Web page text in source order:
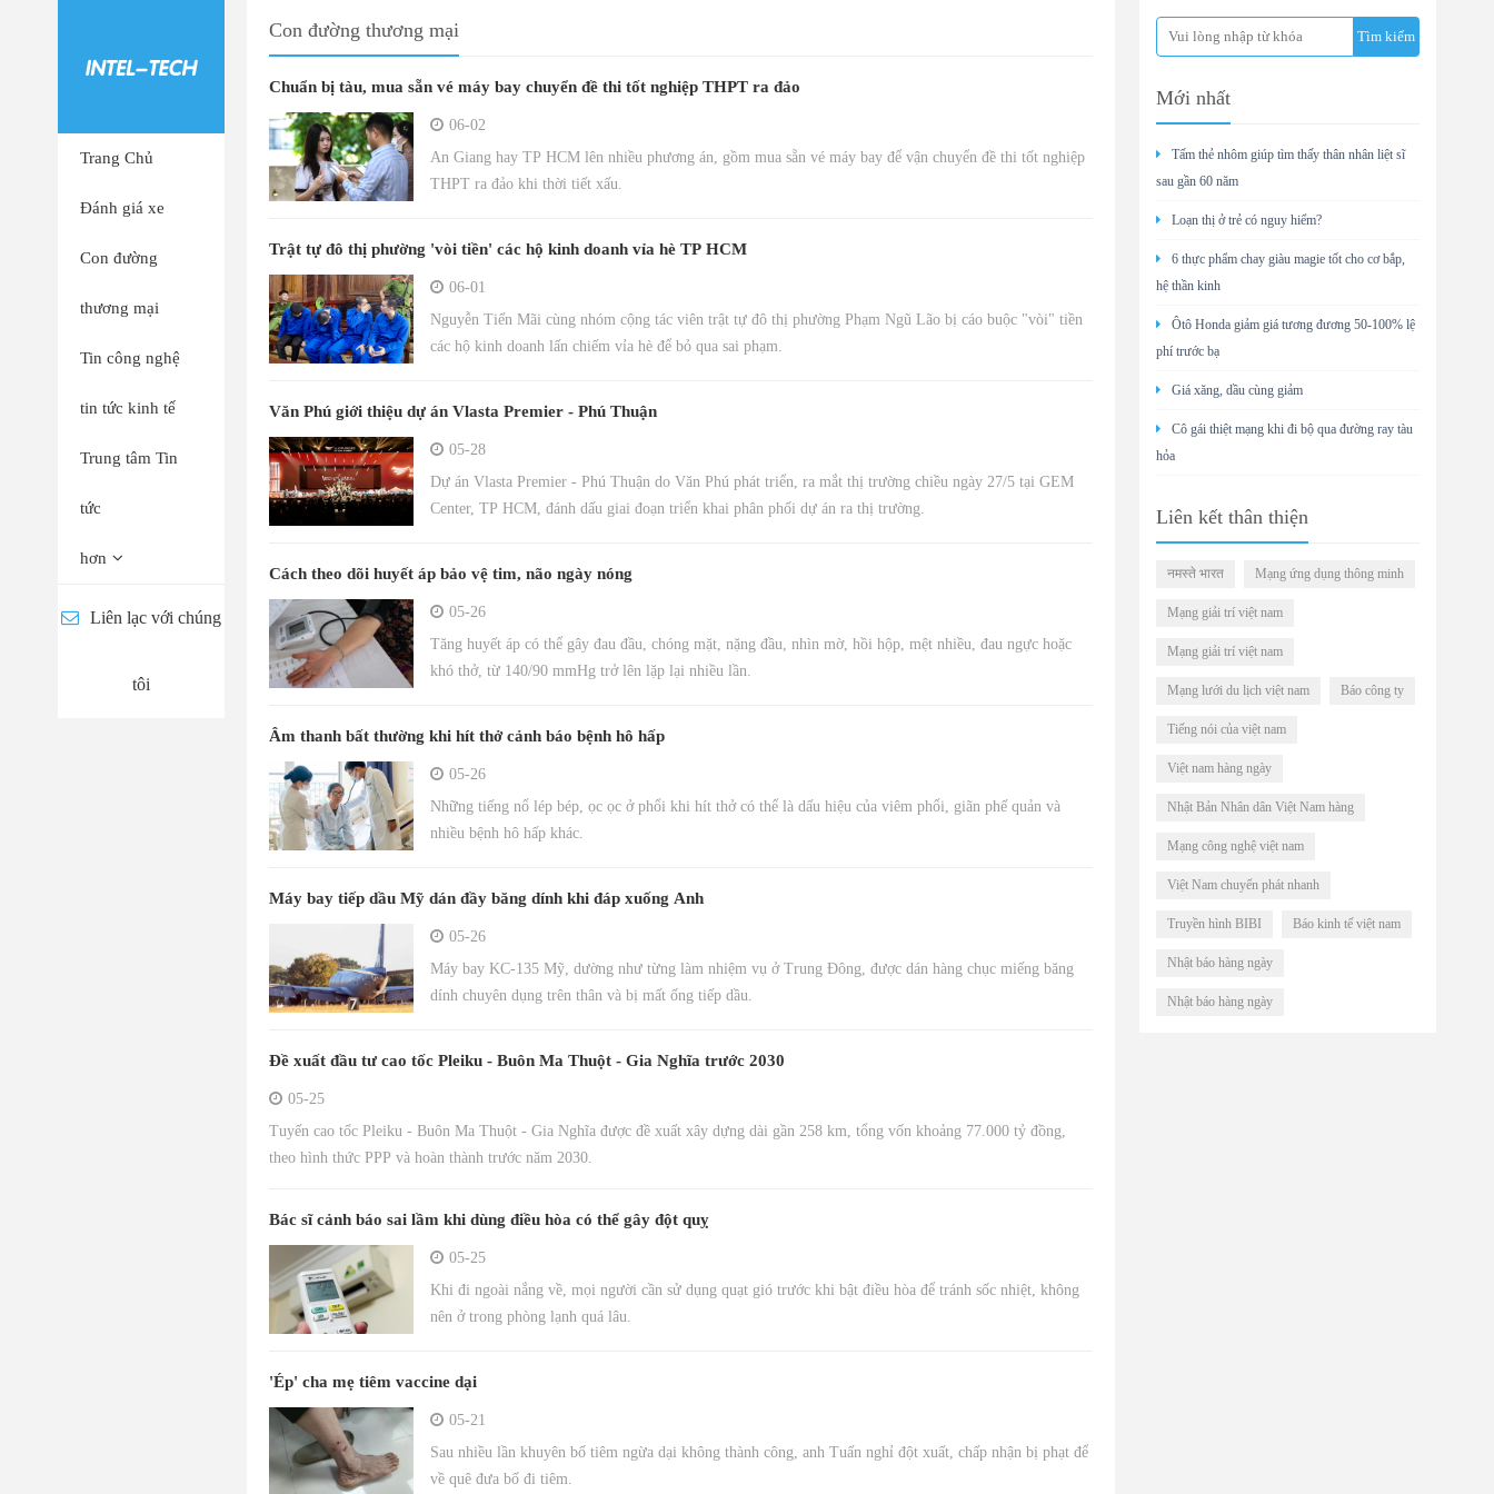
Trang Chủ
Đánh giá xe
Con đường
thương mại
Tin công nghệ
tin tức kinh tế
Trung tâm Tin
tức
hơn
Liên lạc với chúng
tôi
Con đường thương mại
Chuẩn bị tàu, mua sẵn vé máy bay chuyển đề thi tốt nghiệp THPT ra đảo
06-02
An Giang hay TP HCM lên nhiều phương án, gồm mua sẵn vé máy bay để vận chuyển đề thi tốt nghiệp
THPT ra đảo khi thời tiết xấu.
Trật tự đô thị phường 'vòi tiền' các hộ kinh doanh vỉa hè TP HCM
06-01
Nguyễn Tiến Mãi cùng nhóm cộng tác viên trật tự đô thị phường Phạm Ngũ Lão bị cáo buộc "vòi" tiền
các hộ kinh doanh lấn chiếm vỉa hè để bỏ qua sai phạm.
Văn Phú giới thiệu dự án Vlasta Premier - Phú Thuận
05-28
Dự án Vlasta Premier - Phú Thuận do Văn Phú phát triển, ra mắt thị trường chiều ngày 27/5 tại GEM
Center, TP HCM, đánh dấu giai đoạn triển khai phân phối dự án ra thị trường.
Cách theo dõi huyết áp bảo vệ tim, não ngày nóng
05-26
Tăng huyết áp có thể gây đau đầu, chóng mặt, nặng đầu, nhìn mờ, hồi hộp, mệt nhiều, đau ngực hoặc
khó thở, từ 140/90 mmHg trở lên lặp lại nhiều lần.
Âm thanh bất thường khi hít thở cảnh báo bệnh hô hấp
05-26
Những tiếng nổ lép bép, ọc ọc ở phổi khi hít thở có thể là dấu hiệu của viêm phổi, giãn phế quản và
nhiều bệnh hô hấp khác.
Máy bay tiếp dầu Mỹ dán đầy băng dính khi đáp xuống Anh
05-26
Máy bay KC-135 Mỹ, dường như từng làm nhiệm vụ ở Trung Đông, được dán hàng chục miếng băng
dính chuyên dụng trên thân và bị mất ống tiếp dầu.
Đề xuất đầu tư cao tốc Pleiku - Buôn Ma Thuột - Gia Nghĩa trước 2030
05-25
Tuyến cao tốc Pleiku - Buôn Ma Thuột - Gia Nghĩa được đề xuất xây dựng dài gần 258 km, tổng vốn khoảng 77.000 tỷ đồng,
theo hình thức PPP và hoàn thành trước năm 2030.
Bác sĩ cảnh báo sai lầm khi dùng điều hòa có thể gây đột quỵ
05-25
Khi đi ngoài nắng về, mọi người cần sử dụng quạt gió trước khi bật điều hòa để tránh sốc nhiệt, không
nên ở trong phòng lạnh quá lâu.
'Ép' cha mẹ tiêm vaccine dại
05-21
Sau nhiều lần khuyên bố tiêm ngừa dại không thành công, anh Tuấn nghỉ đột xuất, chấp nhận bị phạt để
về quê đưa bố đi tiêm.
Mới nhất
Tấm thẻ nhôm giúp tìm thấy thân nhân liệt sĩ
sau gần 60 năm
Loạn thị ở trẻ có nguy hiểm?
6 thực phẩm chay giàu magie tốt cho cơ bắp,
hệ thần kinh
Ôtô Honda giảm giá tương đương 50-100% lệ
phí trước bạ
Giá xăng, dầu cùng giảm
Cô gái thiệt mạng khi đi bộ qua đường ray tàu
hỏa
Liên kết thân thiện
नमस्ते भारत Mạng ứng dụng thông minh
Mạng giải trí việt nam
Mạng giải trí việt nam
Mạng lưới du lịch việt nam Báo công ty
Tiếng nói của việt nam
Việt nam hàng ngày
Nhật Bản Nhân dân Việt Nam hàng
Mạng công nghệ việt nam
Việt Nam chuyển phát nhanh
Truyền hình BIBI Báo kinh tế việt nam
Nhật báo hàng ngày
Nhật báo hàng ngày